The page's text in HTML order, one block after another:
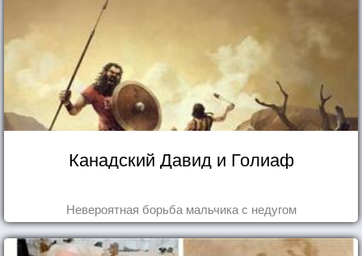
Канадский Давид и Голиаф
Невероятная борьба мальчика с недугом